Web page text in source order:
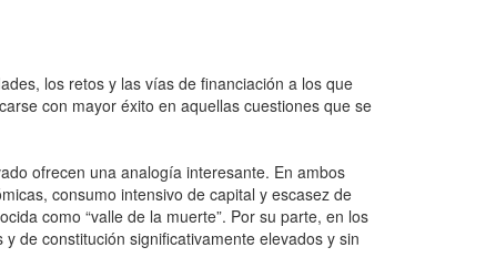
los retos y las vías de financiación a los que
con mayor éxito en aquellas cuestiones que se
ofrecen una analogía interesante. En ambos
consumo intensivo de capital y escasez de
como “valle de la muerte”. Por su parte, en los
de constitución significativamente elevados y sin